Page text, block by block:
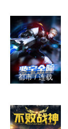
都市 / 连载